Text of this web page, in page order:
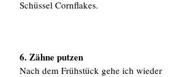
Schüssel Cornflakes.
6. Zähne putzen
Nach dem Frühstück gehe ich wieder